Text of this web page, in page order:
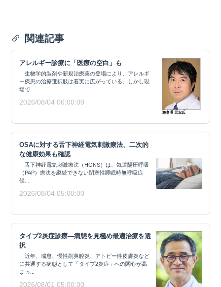
関連記事
アレルギー診療に「医療の空白」も
生物学的製剤や新規治療薬の登場により、アレルギ
ー疾患の治療選択肢は着実に広がっている。しかし現
場で...
2026/08/04 06:00:00
OSAに対する舌下神経電気刺激療法、二次的
な健康効果も確認
舌下神経電気刺激療法（HGNS）は、気道陽圧呼吸
（PAP）療法を継続できない閉塞性睡眠時無呼吸症
候...
2026/08/04 05:00:00
タイプ2炎症診療―病態を見極め最適治療を選
択
近年、喘息、慢性副鼻腔炎、アトピー性皮膚炎など
に共通する病態として「タイプ2炎症」への関心が高
まっ...
2026/08/01 05:00:00